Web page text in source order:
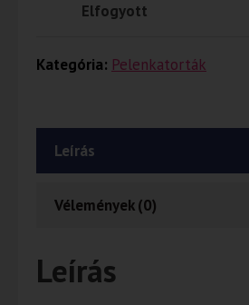
Elfogyott
Kategória: Pelenkatorták
Leírás
Vélemények (0)
Leírás